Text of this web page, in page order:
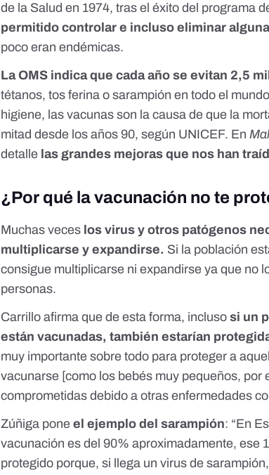
de la Salud en 1974, tras el éxito del programa
permitido controlar e incluso eliminar
poco eran endémicas.
La OMS indica que cada año se evitan 2,5
tétanos, tos ferina o sarampión en todo el
higiene, las vacunas son la causa de que la
mitad desde los años 90, según UNICEF. En
detalle las grandes mejoras que nos han
¿Por qué la vacunación no te
Muchas veces los virus y otros patógenos
multiplicarse y expandirse. Si la población
consigue multiplicarse ni expandirse ya que no
personas.
Carrillo afirma que de esta forma, inclusosi un
están vacunadas, también estarían
muy importante sobre todo para proteger a
vacunarse [como los bebés muy pequeños, por
comprometidas debido a otras enfermedades
Zúñiga pone el ejemplo del sarampión: “En
vacunación es del 90% aproximadamente, ese
protegido porque, si llega un virus de sarampión,